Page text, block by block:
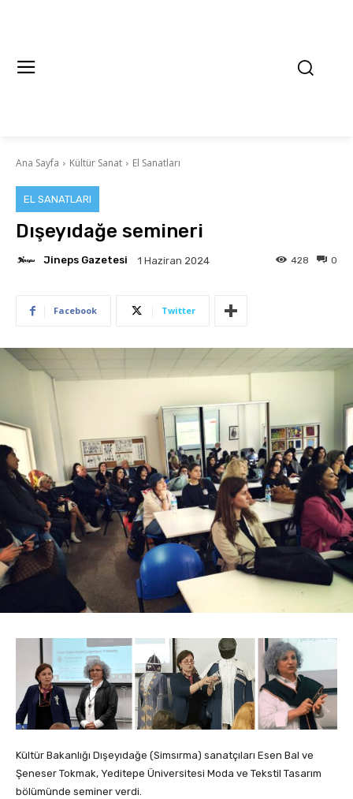
Ana Sayfa Kültür Sanat El Sanatları
EL SANATLARI
Dışeyıdağe semineri
Jineps Gazetesi 1 Haziran 2024 0
428
Facebook Twitter
Kültür Bakanlığı Dışeyıdağe (Simsırma) sanatçıları Esen Bal ve
Şeneser Tokmak, Yeditepe Üniversitesi Moda ve Tekstil Tasarım
bölümünde seminer verdi.